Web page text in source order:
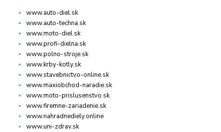
www.auto-diel.sk
www.auto-techna.sk
www.moto-diel.sk
www.profi-dielna.sk
www.polno-stroje.sk
www.krby-kotly.sk
www.stavebnictvo-online.sk
www.maxiobchod-naradie.sk
www.moto-prislusenstvo.sk
www.firemne-zariadenie.sk
www.nahradnediely.online
www.uni-zdrav.sk